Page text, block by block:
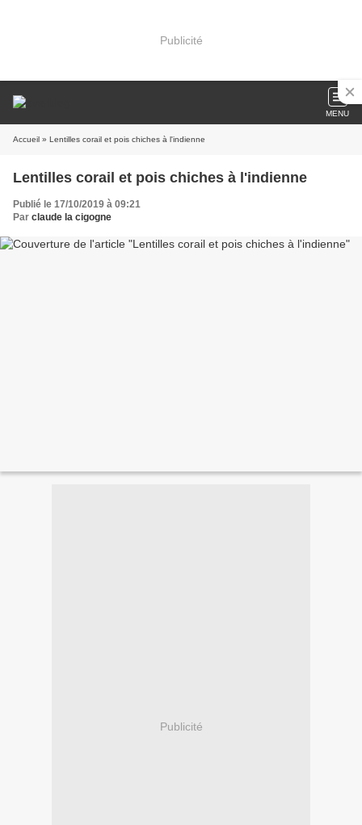
Publicité
MENU
Accueil » Lentilles corail et pois chiches à l'indienne
Lentilles corail et pois chiches à l'indienne
Publié le 17/10/2019 à 09:21
Par claude la cigogne
Publicité